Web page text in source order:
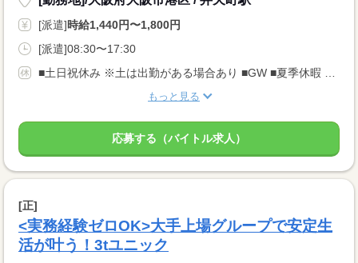
[派遣]時給1,440円〜1,800円
[派遣]08:30〜17:30
もっと見る
応募する（バイトル求人）
[正]
<実務経験ゼロOK>大手上場グループで安定生
活が叶う！3tユニック